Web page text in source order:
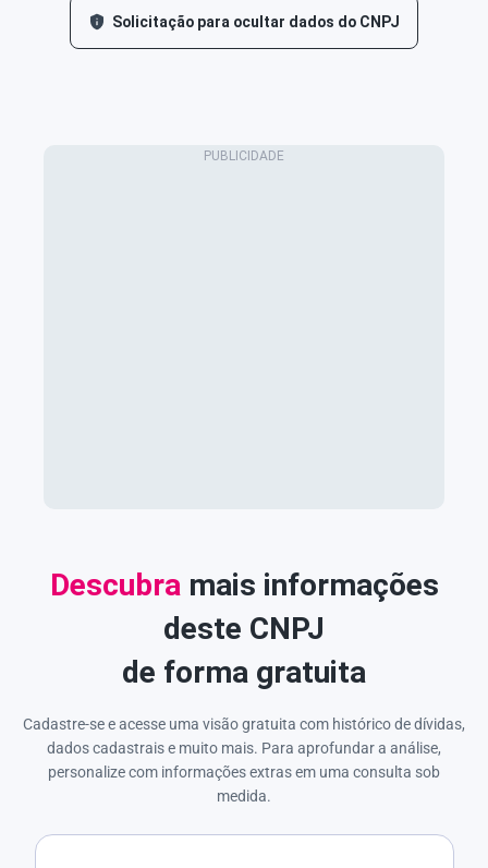
Solicitação para ocultar dados do CNPJ
Descubra mais informações
deste CNPJ
de forma gratuita
Cadastre-se e acesse uma visão gratuita com histórico de dívidas,
dados cadastrais e muito mais. Para aprofundar a análise,
personalize com informações extras em uma consulta sob
medida.